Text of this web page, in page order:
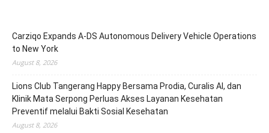
Carziqo Expands A-DS Autonomous Delivery Vehicle Operations
to New York
August 8, 2026
Lions Club Tangerang Happy Bersama Prodia, Curalis AI, dan
Klinik Mata Serpong Perluas Akses Layanan Kesehatan
Preventif melalui Bakti Sosial Kesehatan
August 8, 2026